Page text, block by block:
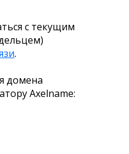
с текущим
.
домена
Axelname: